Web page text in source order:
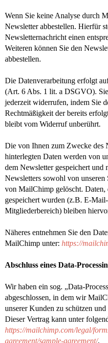
Wenn Sie keine Analyse durch
Newsletter abbestellen. Hierfür
Newsletternachricht einen
Weiteren können Sie den
abbestellen.
Die Datenverarbeitung erfolgt
(Art. 6 Abs. 1 lit. a DSGVO).
jederzeit widerrufen, indem Sie
Rechtmäßigkeit der bereits
bleibt vom Widerruf unberührt.
Die von Ihnen zum Zwecke des
hinterlegten Daten werden von
dem Newsletter gespeichert und
Newsletters sowohl von unseren
von MailChimp gelöscht. Daten,
gespeichert wurden (z.B. E-
Mitgliederbereich) bleiben
Näheres entnehmen Sie den
MailChimp unter: https://
Abschluss eines Data-
Wir haben ein sog. „Data-
abgeschlossen, in dem wir
unserer Kunden zu schützen
Dieser Vertrag kann unter
https://mailchimp.com/legal/
agreement/sample-agreement/.